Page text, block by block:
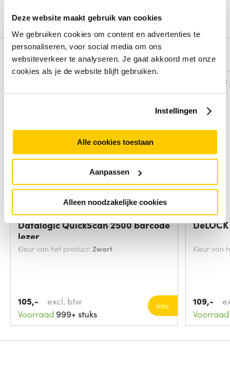
Deze website maakt gebruik van cookies
We gebruiken cookies om content en advertenties te
personaliseren, voor social media om ons
websiteverkeer te analyseren. Je gaat akkoord met onze
cookies als je de website blijft gebruiken.
Instellingen
Alle cookies toestaan
Aanpassen
Alleen noodzakelijke cookies
Schrijf een review
Alternatieven
Datalogic QuickScan 2500 barcode
lezer
Kleur van het product: Zwart
105,-
excl. btw
Voorraad 999+ stuks
Info
Vergelijk
Kleur van
109,-
Voorraad